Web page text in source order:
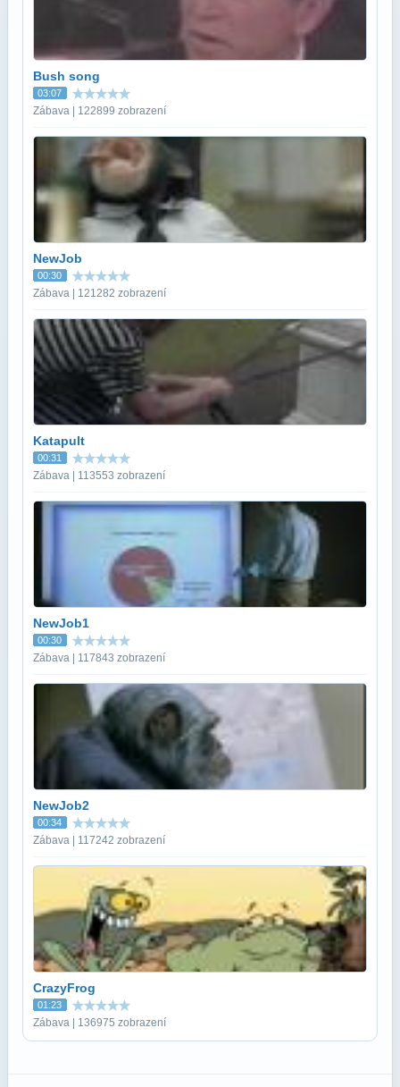
Bush song
03:07
Zábava | 122899 zobrazení
NewJob
00:30
Zábava | 121282 zobrazení
Katapult
00:31
Zábava | 113553 zobrazení
NewJob1
00:30
Zábava | 117843 zobrazení
NewJob2
00:34
Zábava | 117242 zobrazení
CrazyFrog
01:23
Zábava | 136975 zobrazení